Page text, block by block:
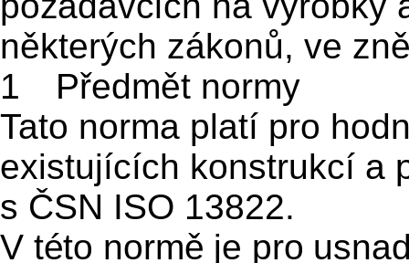
některých zákonů, ve
1 Předmět normy
Tato norma platí pro
existujících konstrukcí a
s ČSN ISO 13822.
V této normě je pro